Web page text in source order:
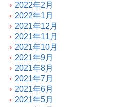
2022年2月
2022年1月
2021年12月
2021年11月
2021年10月
2021年9月
2021年8月
2021年7月
2021年6月
2021年5月